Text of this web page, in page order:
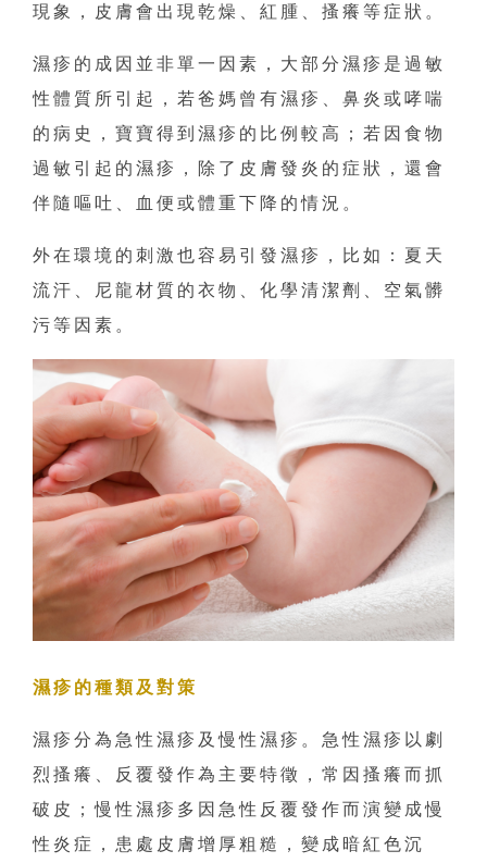
現象，皮膚會出現乾燥、紅腫、搔癢等症狀。
濕疹的成因並非單一因素，大部分濕疹是過敏
性體質所引起，若爸媽曾有濕疹、鼻炎或哮喘
的病史，寶寶得到濕疹的比例較高；若因食物
過敏引起的濕疹，除了皮膚發炎的症狀，還會
伴隨嘔吐、血便或體重下降的情況。
外在環境的刺激也容易引發濕疹，比如：夏天
流汗、尼龍材質的衣物、化學清潔劑、空氣髒
污等因素。
濕疹的種類及對策
濕疹分為急性濕疹及慢性濕疹。急性濕疹以劇
烈搔癢、反覆發作為主要特徵，常因搔癢而抓
破皮；慢性濕疹多因急性反覆發作而演變成慢
性炎症，患處皮膚增厚粗糙，變成暗紅色沉